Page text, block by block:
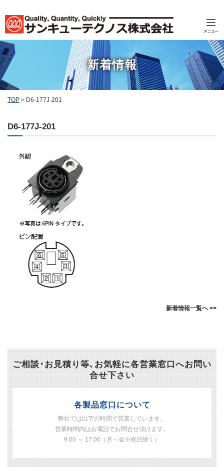
新着情報
TOP > D6-177J-201
D6-177J-201
新着情報一覧へ >>
ご相談･お見積り等､お気軽に各営業窓口へお問い
合せ下さい
各製品窓口について
弊社では以下の時間で営業しています。
営業時間内はお電話でお問合せ頂けます。
9:00 ～ 17:00（月～金※祝日除く）